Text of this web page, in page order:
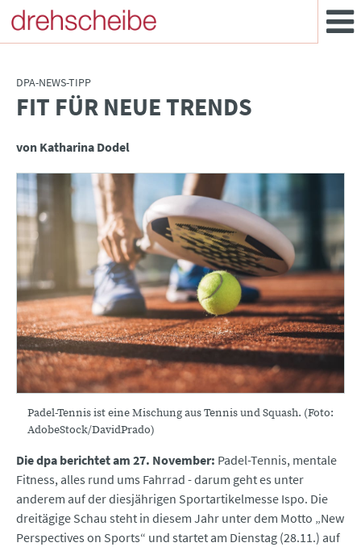
DPA-NEWS-TIPP
:FIT FÜR NEUE TRENDS
von Katharina Dodel
Padel-Tennis ist eine Mischung aus Tennis und Squash. (Foto:
AdobeStock/DavidPrado)
Die dpa berichtet am 27. November: Padel-Tennis, mentale
Fitness, alles rund ums Fahrrad - darum geht es unter
anderem auf der diesjährigen Sportartikelmesse Ispo. Die
dreitägige Schau steht in diesem Jahr unter dem Motto „New
Perspectives on Sports“ und startet am Dienstag (28.11.) auf